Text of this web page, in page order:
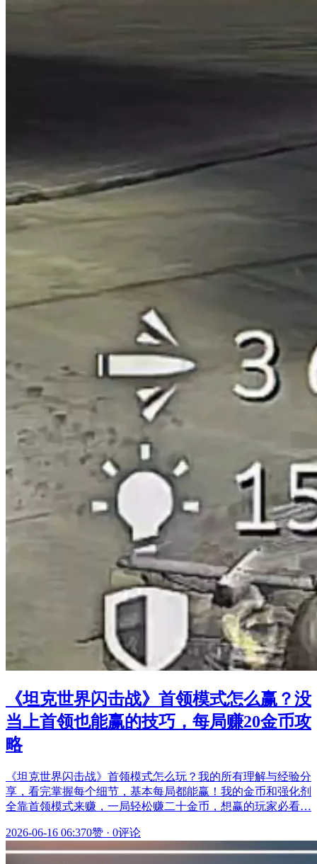
《坦克世界闪击战》首领模式怎么赢？没
当上首领也能赢的技巧，每局赚20金币攻
略
《坦克世界闪击战》首领模式怎么玩？我的所有理解与经验分
享，看完掌握每个细节，基本每局都能赢！我的金币和强化剂
全靠首领模式来赚，一局轻松赚二十金币，想赢的玩家必看…
2026-06-16 06:370赞 · 0评论